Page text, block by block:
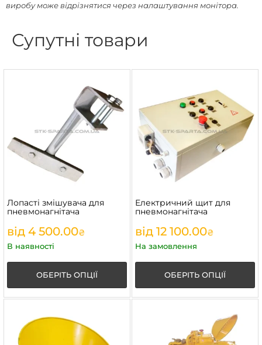
виробу може відрізнятися через налаштування монітора.
Супутні товари
Лопасті змішувача для
пневмонагнітача
від 4 500.00₴
В наявності
ОБЕРІТЬ ОПЦІЇ
Електричний щит для
пневмонагнітача
від 12 100.00₴
На замовлення
ОБЕРІТЬ ОПЦІЇ